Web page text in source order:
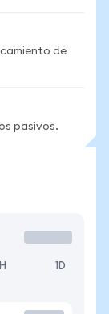
de
pasivos.
1D